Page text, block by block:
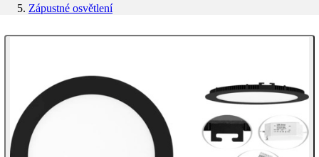
Zápustné osvětlení